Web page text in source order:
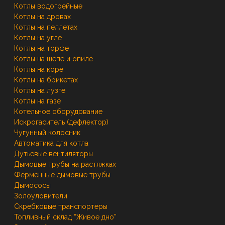
Котлы водогрейные
Котлы на дровах
Котлы на пеллетах
Котлы на угле
Котлы на торфе
Котлы на щепе и опиле
Котлы на коре
Котлы на брикетах
Котлы на лузге
Котлы на газе
Котельное оборудование
Искрогаситель (дефлектор)
Чугунный колосник
Автоматика для котла
Дутьевые вентиляторы
Дымовые трубы на растяжках
Ферменные дымовые трубы
Дымососы
Золоуловители
Скребковые транспортеры
Топливный склад “Живое дно”